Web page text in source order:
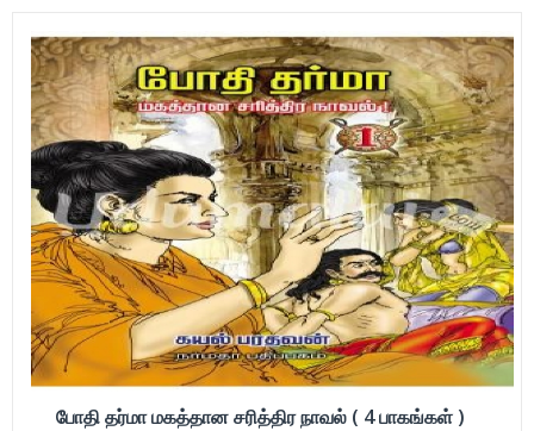
போதி தர்மா மகத்தான சரித்திர நாவல் ( 4 பாகங்கள் )